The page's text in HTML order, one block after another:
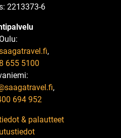
2213373-6
Oulu:
,
655 5100
,
694 952
& palautteet